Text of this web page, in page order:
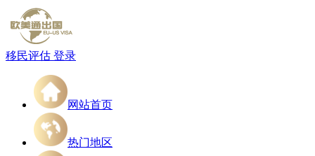
移民评估 登录
网站首页
热门地区